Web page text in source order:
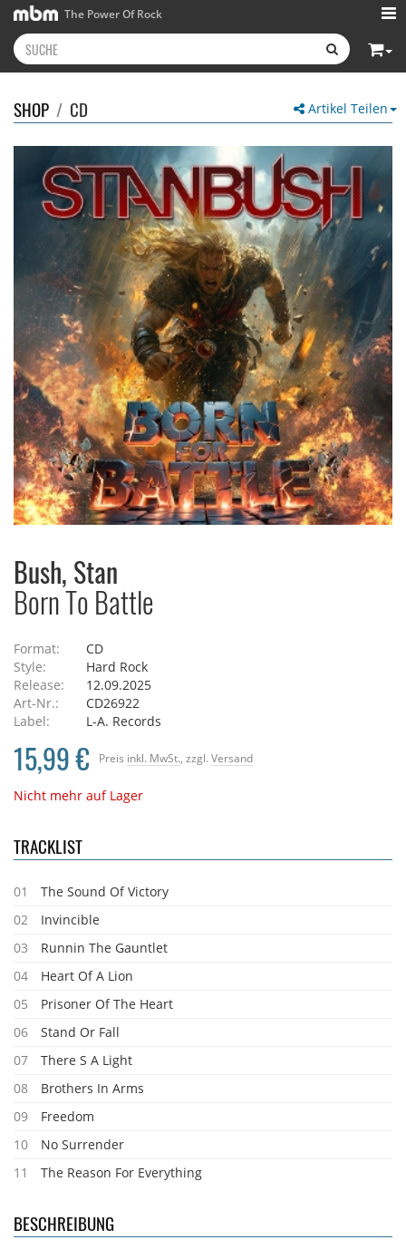
The Power Of Rock
Artikel Teilen
SHOP / CD
Bush, Stan
Born To Battle
Format:
CD
Style:
Hard Rock
Release:
12.09.2025
Art-Nr.:
CD26922
Label:
L-A. Records
Preis inkl. MwSt. , zzgl. Versand
15,99 €
Nicht mehr auf Lager
TRACKLIST
01
The Sound Of Victory
02
Invincible
03
Runnin The Gauntlet
04
Heart Of A Lion
05
Prisoner Of The Heart
06
Stand Or Fall
07
There S A Light
08
Brothers In Arms
09
Freedom
10
No Surrender
11
The Reason For Everything
BESCHREIBUNG